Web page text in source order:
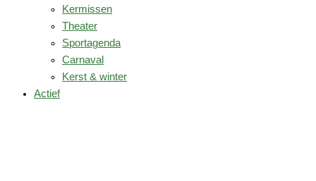
Kermissen
Theater
Sportagenda
Carnaval
Kerst & winter
Actief